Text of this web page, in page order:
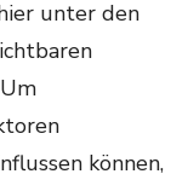
unter den
können,